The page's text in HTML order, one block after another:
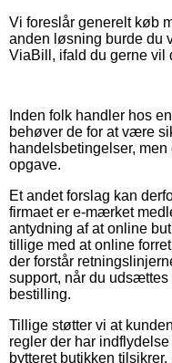
Vi foreslår generelt køb
anden løsning burde du
ViaBill, ifald du gerne vil
Inden folk handler hos
behøver de for at være
handelsbetingelser,
opgave.
Et andet forslag kan
firmaet er e-mærket
antydning af at online
tillige med at online
der forstår
support, når du
bestilling.
Tillige støtter vi at
regler der har
bytteret butikken